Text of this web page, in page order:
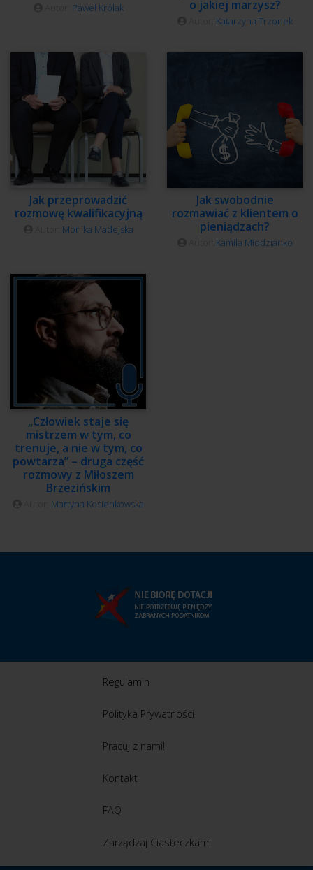
Paweł Królak
o jakiej marzysz?
Katarzyna Trzonek
Jak przeprowadzić
rozmowę kwalifikacyjną
Monika Madejska
Jak swobodnie
rozmawiać z klientem o
pieniądzach?
Kamila Młodzianko
„Człowiek staje się
mistrzem w tym, co
trenuje, a nie w tym, co
powtarza” – druga część
rozmowy z Miłoszem
Brzezińskim
Martyna Kosienkowska
Regulamin
Polityka Prywatności
Pracuj z nami!
Kontakt
FAQ
Zarządzaj Ciasteczkami